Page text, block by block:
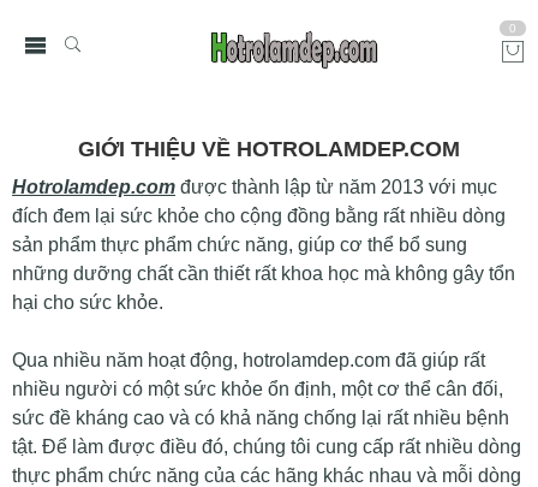
0
GIỚI THIỆU VỀ HOTROLAMDEP.COM
Hotrolamdep.comđược thành lập từ năm 2013 với mục
đích đem lại sức khỏe cho cộng đồng bằng rất nhiều dòng
sản phẩm thực phẩm chức năng, giúp cơ thể bổ sung
những dưỡng chất cần thiết rất khoa học mà không gây tổn
hại cho sức khỏe.
Qua nhiều năm hoạt động, hotrolamdep.com đã giúp rất
nhiều người có một sức khỏe ổn định, một cơ thể cân đối,
sức đề kháng cao và có khả năng chống lại rất nhiều bệnh
tật. Để làm được điều đó, chúng tôi cung cấp rất nhiều dòng
thực phẩm chức năng của các hãng khác nhau và mỗi dòng